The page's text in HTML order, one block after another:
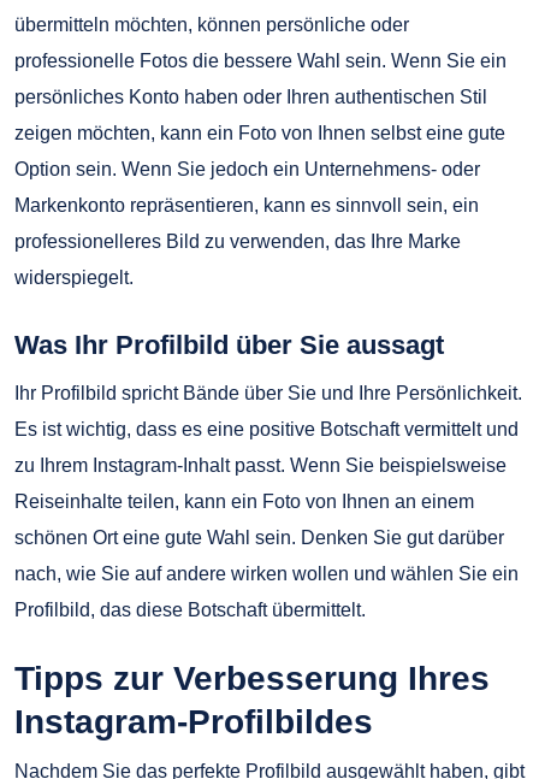
übermitteln möchten, können persönliche oder
professionelle Fotos die bessere Wahl sein. Wenn Sie ein
persönliches Konto haben oder Ihren authentischen Stil
zeigen möchten, kann ein Foto von Ihnen selbst eine gute
Option sein. Wenn Sie jedoch ein Unternehmens- oder
Markenkonto repräsentieren, kann es sinnvoll sein, ein
professionelleres Bild zu verwenden, das Ihre Marke
widerspiegelt.
Was Ihr Profilbild über Sie aussagt
Ihr Profilbild spricht Bände über Sie und Ihre Persönlichkeit.
Es ist wichtig, dass es eine positive Botschaft vermittelt und
zu Ihrem Instagram-Inhalt passt. Wenn Sie beispielsweise
Reiseinhalte teilen, kann ein Foto von Ihnen an einem
schönen Ort eine gute Wahl sein. Denken Sie gut darüber
nach, wie Sie auf andere wirken wollen und wählen Sie ein
Profilbild, das diese Botschaft übermittelt.
Tipps zur Verbesserung Ihres
Instagram-Profilbildes
Nachdem Sie das perfekte Profilbild ausgewählt haben, gibt